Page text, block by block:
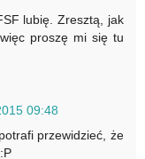
lubię. Zresztą, jak
proszę mi się tu
09:48
przewidzieć, że